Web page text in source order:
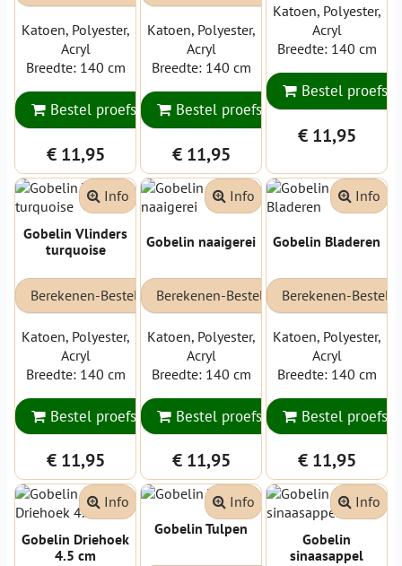
Katoen, Polyester,
Acryl
Breedte: 140 cm
Bestel proefstaal
€ 11,95
Katoen, Polyester,
Acryl
Breedte: 140 cm
Bestel proefstaal
€ 11,95
Katoen, Polyester,
Acryl
Breedte: 140 cm
Bestel
€ 11,95
Gobelin Vlinders
turquoise
Berekenen-Bestellen
Katoen, Polyester,
Acryl
Breedte: 140 cm
Bestel proefstaal
€ 11,95
Info
Gobelin naaigerei
Berekenen-Bestellen
Katoen, Polyester,
Acryl
Breedte: 140 cm
Bestel proefstaal
€ 11,95
Info
Gobelin Bladeren
Berekenen-
Katoen, Polyester,
Acryl
Breedte: 140 cm
Bestel
€ 11,95
Info
Gobelin Driehoek
4.5 cm
Info
Gobelin Tulpen
Info
Gobelin
sinaasappel
Info